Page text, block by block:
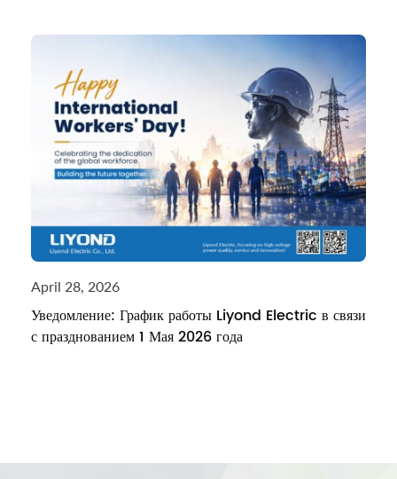
April 28, 2026
Уведомление: График работы Liyond Electric в связи
с празднованием 1 Мая 2026 года